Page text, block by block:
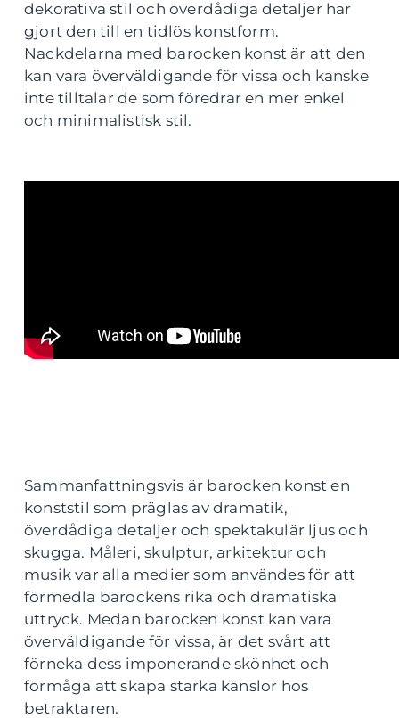
dekorativa stil och överdådiga detaljer har
gjort den till en tidlös konstform.
Nackdelarna med barocken konst är att den
kan vara överväldigande för vissa och kanske
inte tilltalar de som föredrar en mer enkel
och minimalistisk stil.
Sammanfattningsvis är barocken konst en
konststil som präglas av dramatik,
överdådiga detaljer och spektakulär ljus och
skugga. Måleri, skulptur, arkitektur och
musik var alla medier som användes för att
förmedla barockens rika och dramatiska
uttryck. Medan barocken konst kan vara
överväldigande för vissa, är det svårt att
förneka dess imponerande skönhet och
förmåga att skapa starka känslor hos
betraktaren.